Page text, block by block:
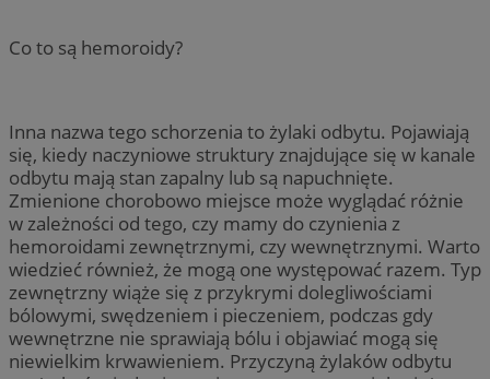
Co to są hemoroidy?
Inna nazwa tego schorzenia to żylaki odbytu. Pojawiają
się, kiedy naczyniowe struktury znajdujące się w kanale
odbytu mają stan zapalny lub są napuchnięte.
Zmienione chorobowo miejsce może wyglądać różnie
w zależności od tego, czy mamy do czynienia z
hemoroidami zewnętrznymi, czy wewnętrznymi. Warto
wiedzieć również, że mogą one występować razem. Typ
zewnętrzny wiąże się z przykrymi dolegliwościami
bólowymi, swędzeniem i pieczeniem, podczas gdy
wewnętrzne nie sprawiają bólu i objawiać mogą się
niewielkim krwawieniem. Przyczyną żylaków odbytu